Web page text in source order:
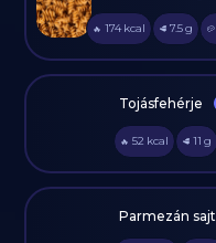
🔥 174 kcal 🥩 7.5g 🥔
Tojásfehérje
🔥 52 kcal 🥩 11 g
Parmezán sajt